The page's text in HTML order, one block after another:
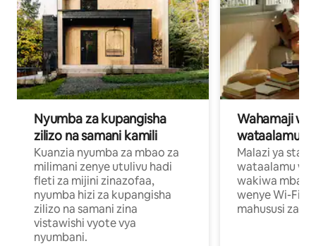
Nyumba za kupangisha
zilizo na samani kamili
Kuanzia nyumba za mbao za
milimani zenye utulivu hadi
fleti za mijini zinazofaa,
nyumba hizi za kupangisha
zilizo na samani zina
vistawishi vyote vya
nyumbani.
Wahamaji
wataalamu
Malazi ya
wataalamu
wakiwa mbali
wenye Wi-Fi
mahususi za